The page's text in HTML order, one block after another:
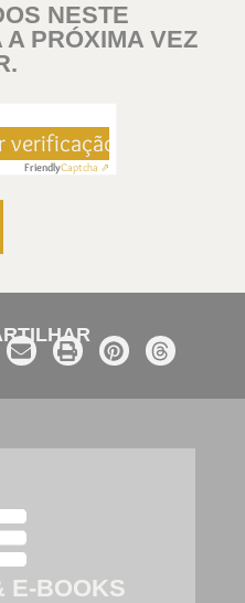
NESTE
PRÓXIMA VEZ
verificação
FriendlyCaptcha ⇗
E-BOOKS